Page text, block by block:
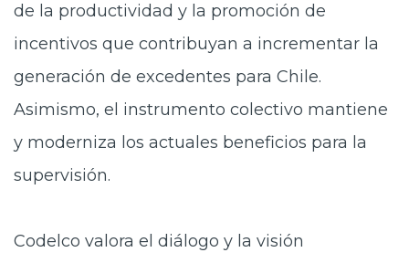
de la productividad y la promoción de
incentivos que contribuyan a incrementar la
generación de excedentes para Chile.
Asimismo, el instrumento colectivo mantiene
y moderniza los actuales beneficios para la
supervisión.
Codelco valora el diálogo y la visión